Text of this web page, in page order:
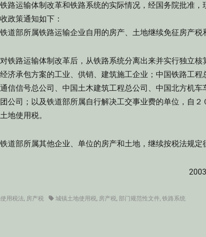
运输体制改革和铁路系统的实际情况，经国务院批准，
政策通知如下：
部所属铁路运输企业自用的房产、土地继续免征房产税
路运输体制改革后，从铁路系统分离出来并实行独立核
济承包方案的工业、供销、建筑施工企业；中国铁路工程
信信号总公司、中国土木建筑工程总公司、中国北方机
公司；以及铁道部所属自行解决工交事业费的单位，自
地使用税。
部所属其他企业、单位的房产和土地，继续按税法规定
年7月11
用税法, 房产税 Tags城镇土地使用税, 房产税, 部门规范性文件, 铁路系统